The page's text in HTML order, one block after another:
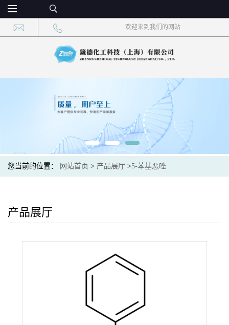
欢迎来到我们的网站
您当前的位置： 网站首页 > 产品展厅 >5-苯基恶唑
产品展厅